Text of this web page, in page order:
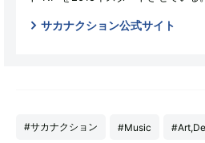
サカナクション公式サイト
#サカナクション #Music